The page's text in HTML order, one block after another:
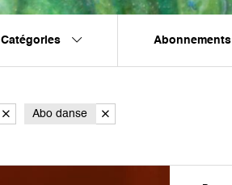
Catégories Abonnements
Abo danse